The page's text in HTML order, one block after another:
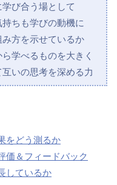
び合う場として
ちも学びの動機に
方を示せているか
学べるものを大きく
いの思考を深める力
をどう測るか
価＆フィードバック
しているか